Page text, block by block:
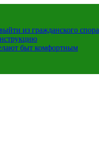
из гражданского спора
быт комфортным